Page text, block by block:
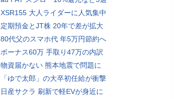
XSR155 大人ライダーに人気集中
定期預金とJT株 20年で差が拡大
80代父のスマホ代 年5万円節約へ
ボーナス60万 手取り47万の内訳
物資届かない 熊本地震で問題に
「ゆで太郎」の大卒初任給が衝撃
日産サクラ 刷新で軽EVが身近に